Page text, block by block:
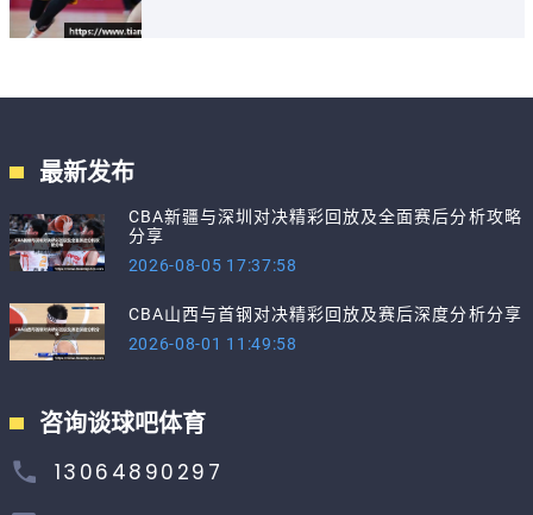
最新发布
CBA新疆与深圳对决精彩回放及全面赛后分析攻略
分享
2026-08-05 17:37:58
CBA山西与首钢对决精彩回放及赛后深度分析分享
2026-08-01 11:49:58
咨询谈球吧体育
13064890297